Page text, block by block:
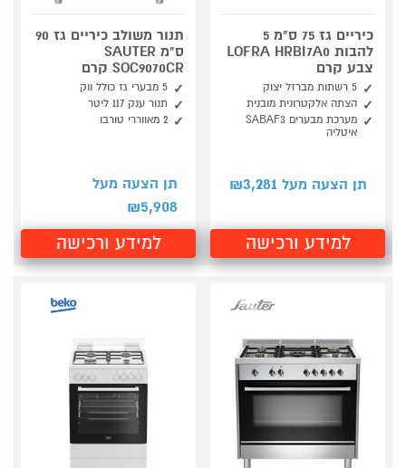
כיריים גז 75 ס"מ 5
להבות LOFRA HRBI7A0
צבע קרם
5 רשתות מברזל יצוק
הצתה אלקטרונית מובנית
מערכת מבערים SABAF3
איטליה
תן הצעה מעל ₪ 3,281
למידע ורכישה
תנור משולב כיריים גז 90
ס"מ SAUTER
SOC9070CR קרם
5 מבערי גז כולל ווק
תנור ענק 117 ליטר
2 מאווררי טורבו
תן הצעה מעל
₪5,908
למידע ורכישה